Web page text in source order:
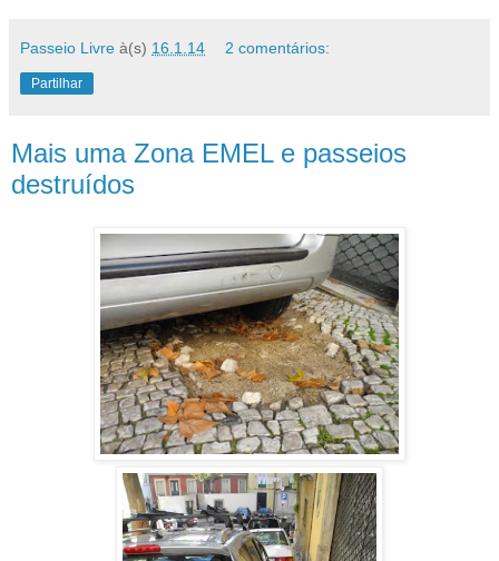
Passeio Livre à(s) 16.1.14 2 comentários:
Partilhar
Mais uma Zona EMEL e passeios
destruídos